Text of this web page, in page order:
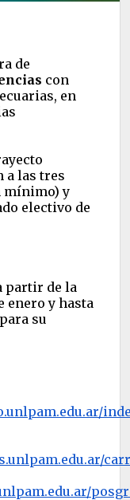
de
con
en
a las tres
mínimo) y
electivo de
partir de la
enero y hasta
su